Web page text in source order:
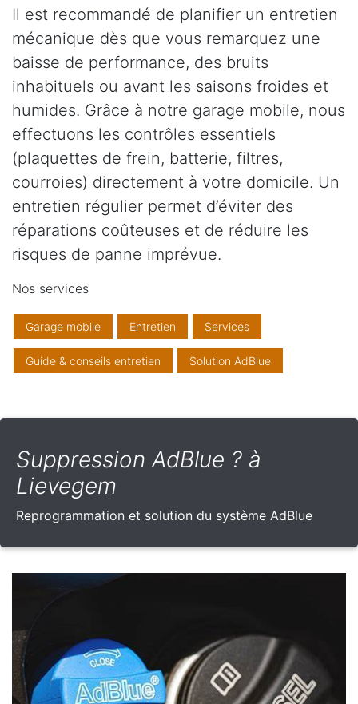
Il est recommandé de planifier un entretien
mécanique dès que vous remarquez une
baisse de performance, des bruits
inhabituels ou avant les saisons froides et
humides. Grâce à notre garage mobile, nous
effectuons les contrôles essentiels
(plaquettes de frein, batterie, filtres,
courroies) directement à votre domicile. Un
entretien régulier permet d’éviter des
réparations coûteuses et de réduire les
risques de panne imprévue.
Nos services
Garage mobile Entretien Services
Guide & conseils entretien Solution AdBlue
Suppression AdBlue ? à
Lievegem
Reprogrammation et solution du système AdBlue